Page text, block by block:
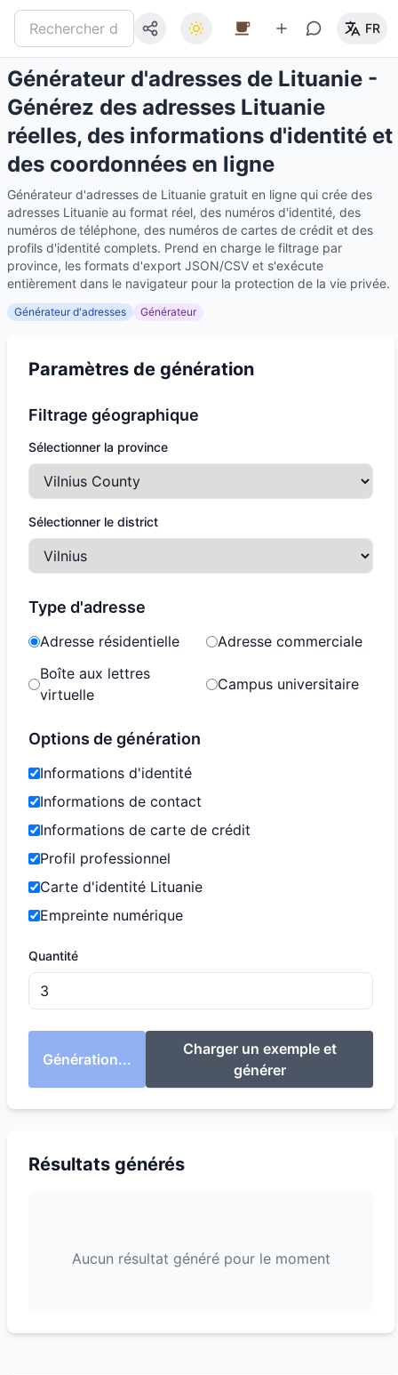
FR
Générateur d'adresses de Lituanie -
Générez des adresses Lituanie
réelles, des informations d'identité et
des coordonnées en ligne
Générateur d'adresses de Lituanie gratuit en ligne qui crée des
adresses Lituanie au format réel, des numéros d'identité, des
numéros de téléphone, des numéros de cartes de crédit et des
profils d'identité complets. Prend en charge le filtrage par
province, les formats d'export JSON/CSV et s'exécute
entièrement dans le navigateur pour la protection de la vie privée.
Générateur d'adresses Générateur
Paramètres de génération
Filtrage géographique
Sélectionner la province
Sélectionner le district
Type d'adresse
Adresse résidentielle
Adresse commerciale
Boîte aux lettres
virtuelle
Campus universitaire
Options de génération
Informations d'identité
Informations de contact
Informations de carte de crédit
Profil professionnel
Carte d'identité Lituanie
Empreinte numérique
Quantité
Génération...
Charger un exemple et
générer
Résultats générés
Aucun résultat généré pour le moment